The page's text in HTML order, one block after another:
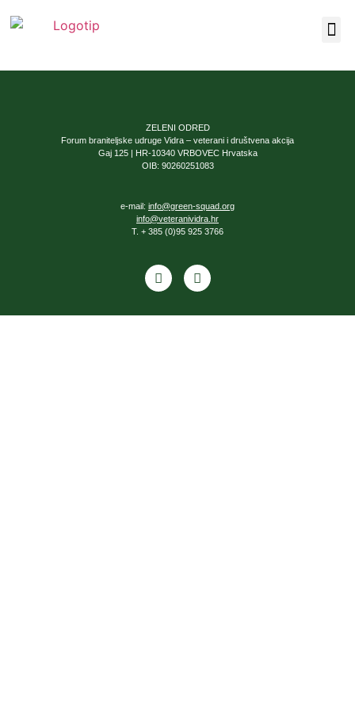
ZELENI ODRED
Forum braniteljske udruge Vidra – veterani i društvena akcija
Gaj 125 | HR-10340 VRBOVEC Hrvatska
OIB: 90260251083
e-mail: info@green-squad.org
info@veteranividra.hr
T. + 385 (0)95 925 3766